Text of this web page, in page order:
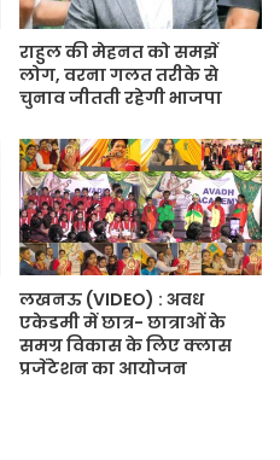
राहुल की मेहनत को समझें
लोग, वरना गलत तरीके से
चुनाव जीतती रहेगी भाजपा
लखनऊ (VIDEO) : अवध
एकेडमी में छात्र- छात्राओं के
समग्र विकास के लिए क्लास
प्रजेंटेशन का आयोजन